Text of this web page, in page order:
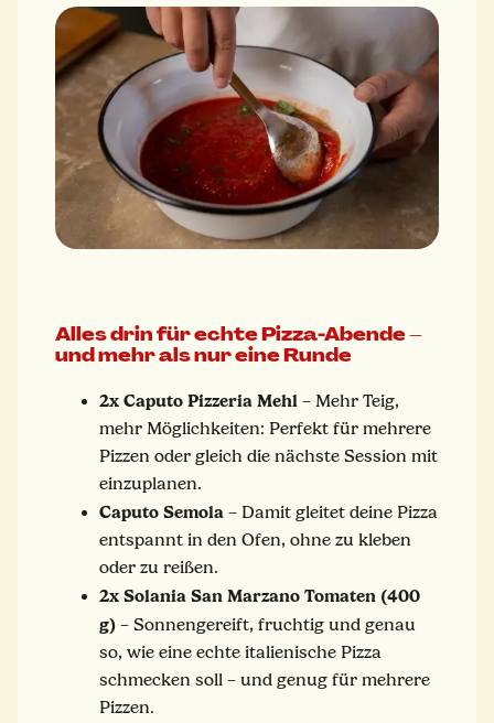
Alles drin für echte Pizza-Abende –
und mehr als nur eine Runde
2x Caputo Pizzeria Mehl – Mehr Teig,
mehr Möglichkeiten: Perfekt für mehrere
Pizzen oder gleich die nächste Session mit
einzuplanen.
Caputo Semola – Damit gleitet deine Pizza
entspannt in den Ofen, ohne zu kleben
oder zu reißen.
2x Solania San Marzano Tomaten (400
g) – Sonnengereift, fruchtig und genau
so, wie eine echte italienische Pizza
schmecken soll – und genug für mehrere
Pizzen.